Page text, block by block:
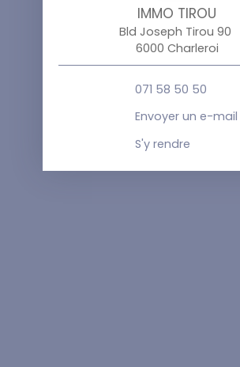
IMMO TIROU
Bld Joseph Tirou 90
6000 Charleroi
071 58 50 50
Envoyer un e-mail
S'y rendre